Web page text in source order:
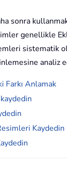
sonra
genellikle
sistematik
analiz
Farkı Anlamak
Kaydedin